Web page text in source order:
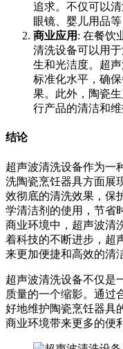
追求。不仅可以
眼镜、婴儿用品等
商业应用 : 在餐饮
清洗设备可以用
生和光洁度。超
标准化水平，确
果。此外，陶瓷
行产品的清洁和
结论
超声波清洗设备作为一
洗陶瓷烹饪器具方面展
效彻底的清洗效果，保
学清洁剂的使用，节省
商业环境中，超声波清
着科技的不断进步，超
来更加便捷和高效的清
超声波清洗设备不仅是
质量的一个缩影。通过
好地维护陶瓷烹饪器具
商业环境带来更多的便